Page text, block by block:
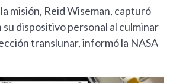
misión, Reid Wiseman, capturó
dispositivo personal al culminar
translunar, informó la NASA